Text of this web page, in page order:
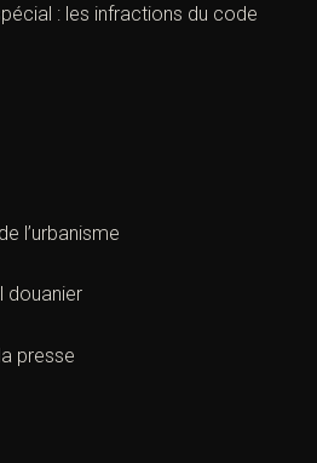
: les infractions du code
l’urbanisme
douanier
presse